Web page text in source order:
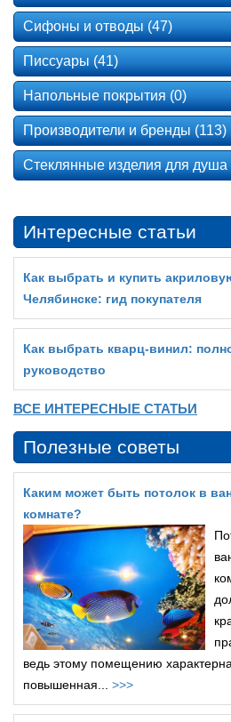
Сифоны и отводы (47)
Писсуары (41)
Напольные покрытия (0)
Производители и бренды (113)
Стеклянные изделия для
Интересные статьи
Как выбрать и купить
Челябинске: гид покупателя
Как выбрать кварц‑винил:
руководство
ВСЕ ИНТЕРЕСНЫЕ СТАТЬИ
Полезные советы
Каким может быть потолок в
комнате?
ведь этому помещению характерна
повышенная... >>>